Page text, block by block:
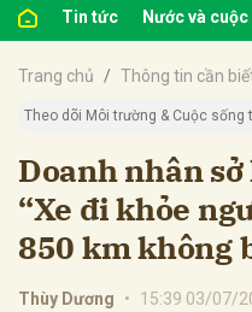
Tin tức Nước và
Trang chủ Thông tin cần
Theo dõi Môi trường & Cuộc sống
Doanh nhân
“Xe đi khỏe
850 km không
Thùy Dương • 15:39 03/07/